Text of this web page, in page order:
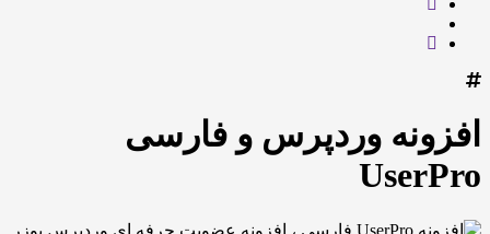
افزونه وردپرس و فارسی
UserPro